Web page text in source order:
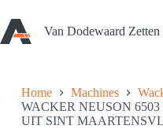
naar
de
inhoud
Van Dodewaard
Home Machines
WACKER NEUSON
UIT SINT